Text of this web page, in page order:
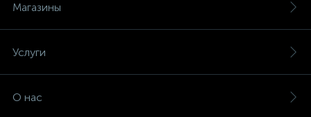
Магазины
Услуги
О нас